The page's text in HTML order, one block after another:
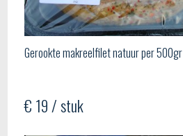
Gerookte makreelfilet natuur per 500gr
€ 19 / stuk